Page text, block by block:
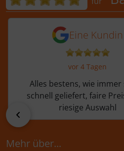
5 von 5Eine Kundin
vor 4 Tagen
Alles bestens, wie immer
schnell geliefert, faire
riesige Auswahl
Mehr über...